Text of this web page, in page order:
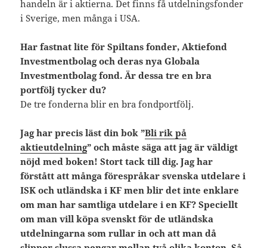
handeln är i aktierna. Det finns få utdelningsfonder
i Sverige, men många i USA.
Har fastnat lite för Spiltans fonder, Aktiefond
Investmentbolag och deras nya Globala
Investmentbolag fond. Är dessa tre en bra
portfölj tycker du?
De tre fonderna blir en bra fondportfölj.
Jag har precis läst din bok ”Bli rik på
aktieutdelning” och måste säga att jag är väldigt
nöjd med boken! Stort tack till dig. Jag har
förstått att många förespråkar svenska utdelare i
ISK och utländska i KF men blir det inte enklare
om man har samtliga utdelare i en KF? Speciellt
om man vill köpa svenskt för de utländska
utdelningarna som rullar in och att man då